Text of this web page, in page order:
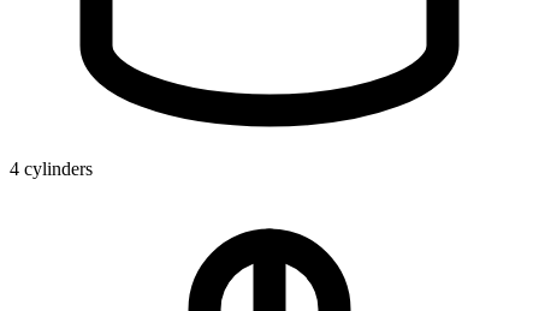
4 cylinders